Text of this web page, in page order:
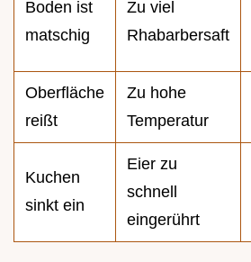
Boden ist
matschig
Zu viel
Rhabarbersaft
Oberfläche
reißt
Zu hohe
Temperatur
Kuchen
sinkt ein
Eier zu
schnell
eingerührt